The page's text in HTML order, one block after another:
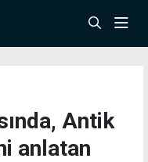
Antik
anlatan